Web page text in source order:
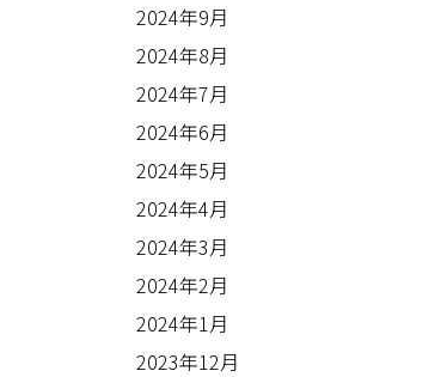
2024年9月
2024年8月
2024年7月
2024年6月
2024年5月
2024年4月
2024年3月
2024年2月
2024年1月
2023年12月